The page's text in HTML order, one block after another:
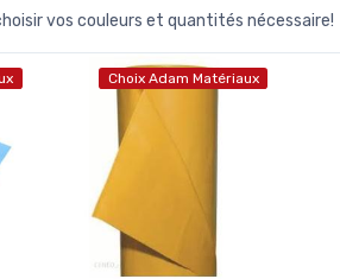
vos couleurs et quantités nécessaire!
Choix Adam Matériaux